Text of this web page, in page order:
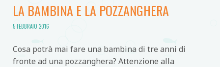
LA BAMBINA E LA POZZANGHERA
5 FEBBRAIO 2016
Cosa potrà mai fare una bambina di tre anni di
fronte ad una pozzanghera? Attenzione alla